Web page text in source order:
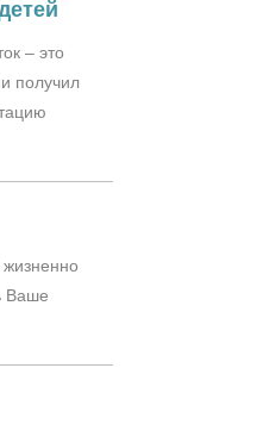
– это
получил
Ваше